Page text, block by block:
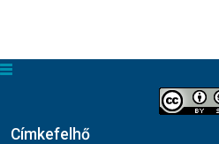
Címkefelhő